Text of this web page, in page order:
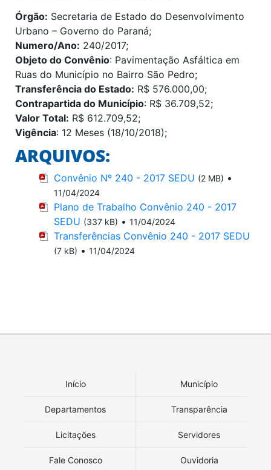
Órgão: Secretaria de Estado do Desenvolvimento
Urbano – Governo do Paraná;
Numero/Ano: 240/2017;
Objeto do Convênio: Pavimentação Asfáltica em
Ruas do Município no Bairro São Pedro;
Transferência do Estado: R$ 576.000,00;
Contrapartida do Município: R$ 36.709,52;
Valor Total: R$ 612.709,52;
Vigência: 12 Meses (18/10/2018);
ARQUIVOS:
Convênio Nº 240 - 2017 SEDU (2 MB) •
11/04/2024
Plano de Trabalho Convênio 240 - 2017
SEDU (337 kB) • 11/04/2024
Transferências Convênio 240 - 2017 SEDU
(7 kB) • 11/04/2024
Início Município
Departamentos Transparência
Licitações Servidores
Fale Conosco Ouvidoria